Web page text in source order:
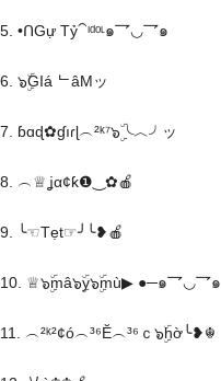
5. •ᑎGự Tỷ⁀ᶦᵈᵒᶫ๑乛◡乛๑
6. ๖ۣۜGIá ᄂâMッ
7. ɓɑɖ✿ɠıɾɭ︵²ᵏ⁷๖ۣۜ╰︿╯ッ
8. ︵♕ʝα¢ƙ❶‿✿🍎
9. ╰☜Tẹt☞╯╰❥🍎
10. ♕๖ۣۜmâ๖ۣۜy๖ۣۜmù▶ ●─๑乛◡乛๑
11. ︵²ᵏ²¢ó︵³⁶Ĕ︵³⁶ｃ๖ۣۜhờ╰❥☬